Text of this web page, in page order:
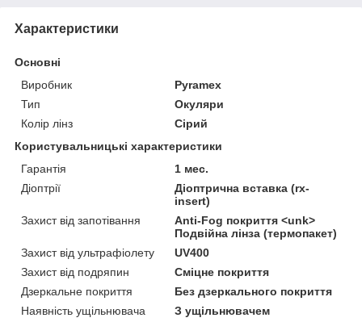
Характеристики
Основні
Виробник
Pyramex
Тип
Окуляри
Колір лінз
Сірий
Користувальницькі характеристики
Гарантія
1 мес.
Діоптрії
Діоптрична вставка (rx-
insert)
Захист від запотівання
Anti-Fog покриття <unk>
Подвійна лінза (термопакет)
Захист від ультрафіолету
UV400
Захист від подряпин
Сміцне покриття
Дзеркальне покриття
Без дзеркального покриття
Наявність ущільнювача
З ущільнювачем